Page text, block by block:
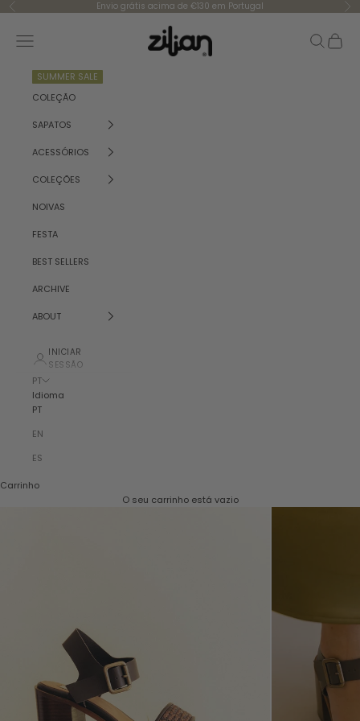
Saltar para o conteúdo
Anterior Envio grátis acima de €130 em Portugal
Zilian
Menu Pesquisar
SUMMER SALE
COLEÇÃO
SAPATOS
ACESSÓRIOS
COLEÇÕES
NOIVAS
FESTA
BEST SELLERS
ARCHIVE
ABOUT
INICIAR
SESSÃO
PT
Idioma
PT
EN
ES
Carrinho
O seu carrinho está vazio